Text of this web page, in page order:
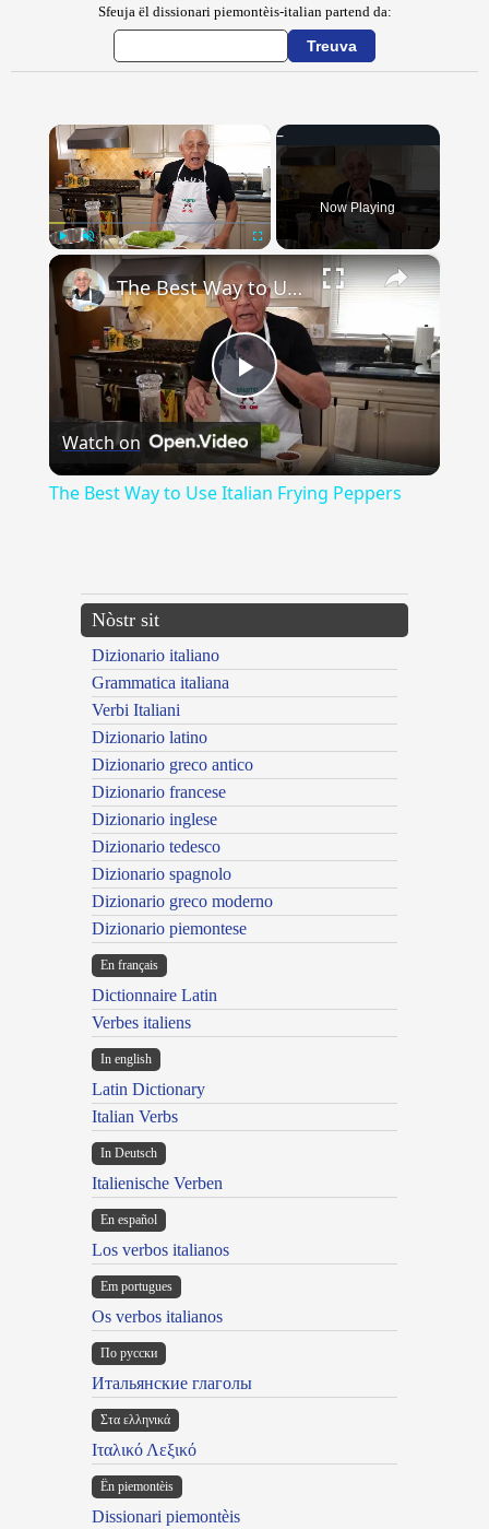
Sfeuja ël dissionari piemontèis-italian partend da:
Unmute
Now Playing
×
Play
Video
The Best Way to Use Italian Frying Peppers
Watch on
The Best Way to Use Italian Frying Peppers
Nòstr sit
Dizionario italiano
Grammatica italiana
Verbi Italiani
Dizionario latino
Dizionario greco antico
Dizionario francese
Dizionario inglese
Dizionario tedesco
Dizionario spagnolo
Dizionario greco moderno
Dizionario piemontese
En français
Dictionnaire Latin
Verbes italiens
In english
Latin Dictionary
Italian Verbs
In Deutsch
Italienische Verben
En español
Los verbos italianos
Em portugues
Os verbos italianos
По русски
Итальянские глаголы
Στα ελληνικά
Ιταλικό Λεξικό
Ën piemontèis
Dissionari piemontèis